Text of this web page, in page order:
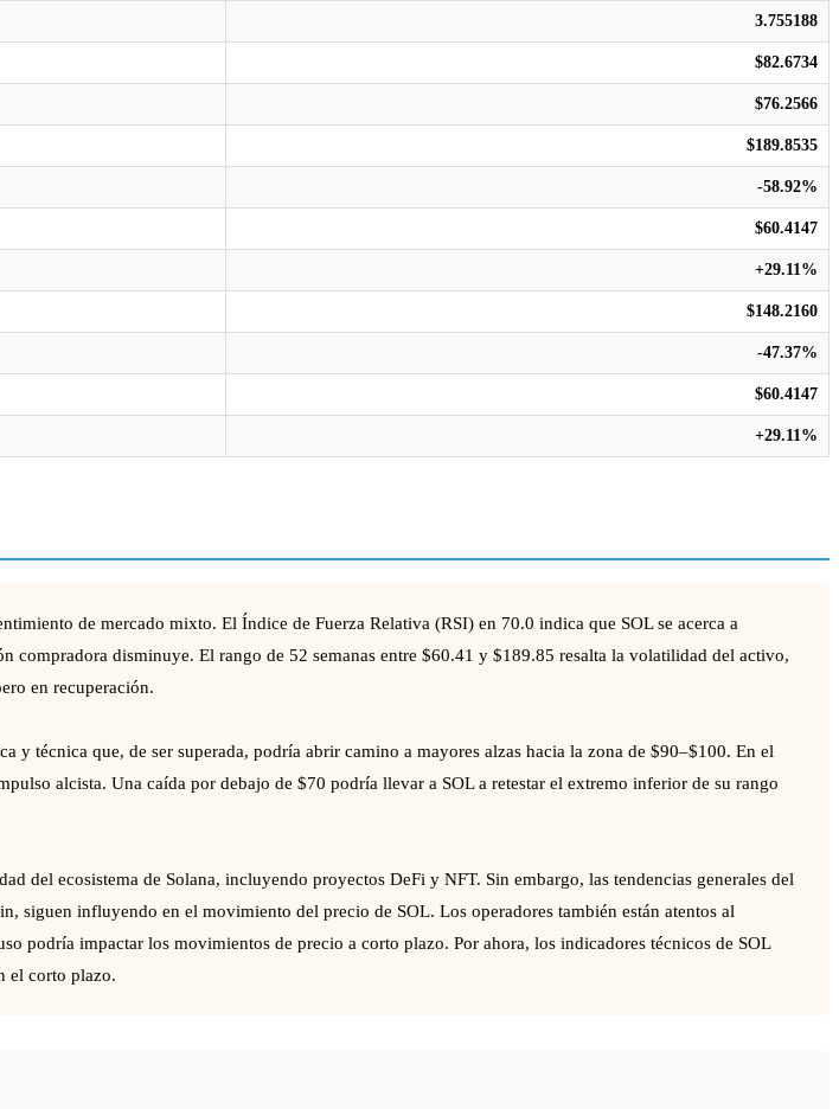
3.755188
$82.6734
$76.2566
$189.8535
-58.92%
$60.4147
+29.11%
$148.2160
-47.37%
$60.4147
+29.11%
de mercado mixto. El Índice de Fuerza Relativa (RSI) en 70.0 indica que SOL se acerca a
disminuye. El rango de 52 semanas entre $60.41 y $189.85 resalta la volatilidad del activo,
en recuperación.
y técnica que, de ser superada, podría abrir camino a mayores alzas hacia la zona de $90–$100. En el
alcista. Una caída por debajo de $70 podría llevar a SOL a retestar el extremo inferior de su rango
del ecosistema de Solana, incluyendo proyectos DeFi y NFT. Sin embargo, las tendencias generales del
siguen influyendo en el movimiento del precio de SOL. Los operadores también están atentos al
podría impactar los movimientos de precio a corto plazo. Por ahora, los indicadores técnicos de SOL
el corto plazo.